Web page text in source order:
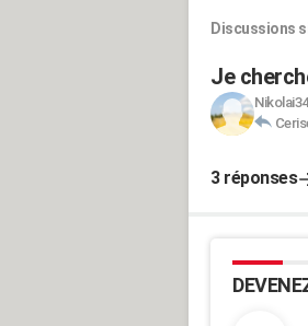
Discussions
Je
3 réponses